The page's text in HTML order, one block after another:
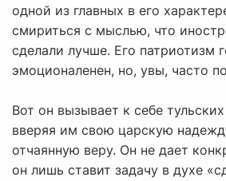
одной из главных в его
смириться с мыслью, что
сделали лучше. Его патриотизм
эмоционаленен, но, увы, часто
Вот он вызывает к себе
вверяя им свою царскую
отчаянную веру. Он не дает
он лишь ставит задачу в духе